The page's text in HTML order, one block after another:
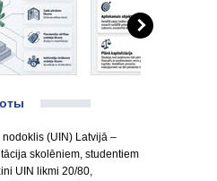
(UIN) Latvijā –
skolēniem, studentiem
UIN likmi 20/80,